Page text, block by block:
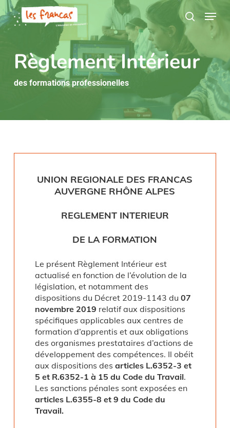
Panneau de gestion des cookies
Skip
to
main
search
Menu
Règlement Intérieur
des formations professionelles
UNION REGIONALE DES FRANCAS
AUVERGNE RHÔNE ALPES
REGLEMENT INTERIEUR
DE LA FORMATION
Le présent Règlement Intérieur est
actualisé en fonction de l’évolution de la
législation, et notamment des
dispositions du Décret 2019-1143 du07
novembre 2019 relatif aux dispositions
spécifiques applicables aux centres de
formation d’apprentis et aux obligations
des organismes prestataires d’actions de
développement des compétences. Il obéit
aux dispositions desarticles L.6352-3 et
5 et R.6352-1 à 15 du Code du Travail.
Les sanctions pénales sont exposées en
articles L.6355-8 et 9 du Code du
Travail.